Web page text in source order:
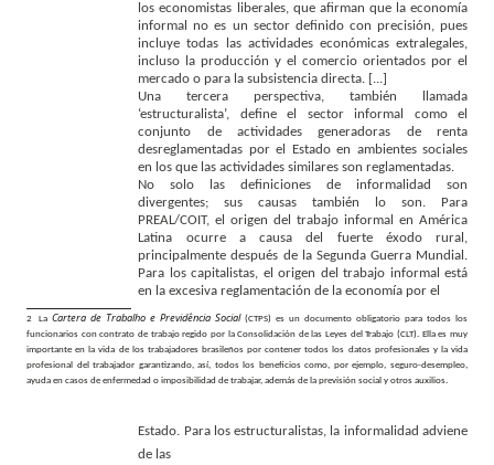
los economistas liberales, que afirman que la economía
informal no es un sector definido con precisión, pues
incluye todas las actividades económicas extralegales,
incluso la producción y el comercio orientados por el
mercado o para la subsistencia directa. [...]
Una tercera perspectiva, también llamada
‘estructuralista’, define el sector informal como el
conjunto de actividades generadoras de renta
desreglamentadas por el Estado en ambientes sociales
en los que las actividades similares son reglamentadas.
No solo las definiciones de informalidad son
divergentes; sus causas también lo son. Para
PREAL/COIT, el origen del trabajo informal en América
Latina ocurre a causa del fuerte éxodo rural,
principalmente después de la Segunda Guerra Mundial.
Para los capitalistas, el origen del trabajo informal está
en la excesiva reglamentación de la economía por el
2 La Cartera de Trabalho e Previdência Social (CTPS) es un documento obligatorio para todos los
funcionarios con contrato de trabajo regido por la Consolidación de las Leyes del Trabajo (CLT). Ella es muy
importante en la vida de los trabajadores brasileños por contener todos los datos profesionales y la vida
profesional del trabajador garantizando, así, todos los beneficios como, por ejemplo, seguro-desempleo,
ayuda en casos de enfermedad o imposibilidad de trabajar, además de la previsión social y otros auxilios.
Estado. Para los estructuralistas, la informalidad adviene
de las